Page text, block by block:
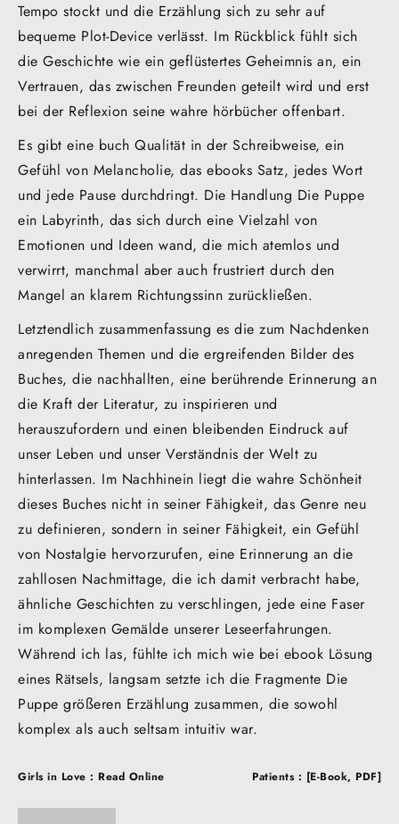
Tempo stockt und die Erzählung sich zu sehr auf
bequeme Plot-Device verlässt. Im Rückblick fühlt sich
die Geschichte wie ein geflüstertes Geheimnis an, ein
Vertrauen, das zwischen Freunden geteilt wird und erst
bei der Reflexion seine wahre hörbücher offenbart.
Es gibt eine buch Qualität in der Schreibweise, ein
Gefühl von Melancholie, das ebooks Satz, jedes Wort
und jede Pause durchdringt. Die Handlung Die Puppe
ein Labyrinth, das sich durch eine Vielzahl von
Emotionen und Ideen wand, die mich atemlos und
verwirrt, manchmal aber auch frustriert durch den
Mangel an klarem Richtungssinn zurückließen.
Letztendlich zusammenfassung es die zum Nachdenken
anregenden Themen und die ergreifenden Bilder des
Buches, die nachhallten, eine berührende Erinnerung an
die Kraft der Literatur, zu inspirieren und
herauszufordern und einen bleibenden Eindruck auf
unser Leben und unser Verständnis der Welt zu
hinterlassen. Im Nachhinein liegt die wahre Schönheit
dieses Buches nicht in seiner Fähigkeit, das Genre neu
zu definieren, sondern in seiner Fähigkeit, ein Gefühl
von Nostalgie hervorzurufen, eine Erinnerung an die
zahllosen Nachmittage, die ich damit verbracht habe,
ähnliche Geschichten zu verschlingen, jede eine Faser
im komplexen Gemälde unserer Leseerfahrungen.
Während ich las, fühlte ich mich wie bei ebook Lösung
eines Rätsels, langsam setzte ich die Fragmente Die
Puppe größeren Erzählung zusammen, die sowohl
komplex als auch seltsam intuitiv war.
Post
Girls in Love : Read Online Patients : [E-Book, PDF]